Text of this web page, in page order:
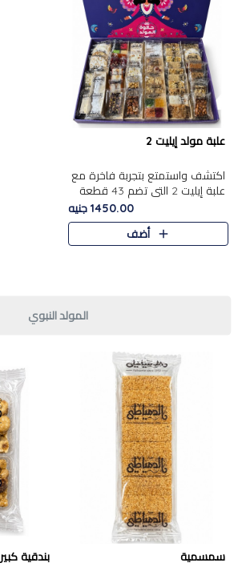
علبة مولد إيليت 2
اكتشف واستمتع بتجربة فاخرة مع
علبة إيليت 2 التي تضم 43 قطعة
تشكيلة من أرقى حلويات المولد
الشرقية المصرية الأصيلة ,معروضة
بشكل جميل في علبة أ..
1450.00 جنيه
أضف
المولد النبوي
سمسمية بندقية كبير